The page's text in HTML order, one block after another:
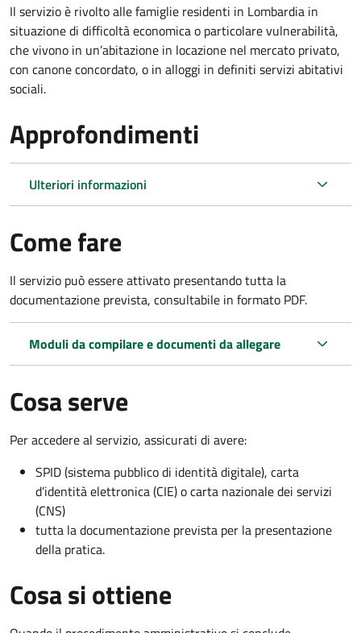
Il servizio è rivolto alle famiglie residenti in Lombardia in
situazione di difficoltà economica o particolare vulnerabilità,
che vivono in un’abitazione in locazione nel mercato privato,
con canone concordato, o in alloggi in definiti servizi abitativi
sociali.
Approfondimenti
Ulteriori informazioni
Come fare
Il servizio può essere attivato presentando tutta la
documentazione prevista, consultabile in formato PDF.
Moduli da compilare e documenti da allegare
Cosa serve
Per accedere al servizio, assicurati di avere:
SPID (sistema pubblico di identità digitale), carta
d’identità elettronica (CIE) o carta nazionale dei servizi
(CNS)
tutta la documentazione prevista per la presentazione
della pratica.
Cosa si ottiene